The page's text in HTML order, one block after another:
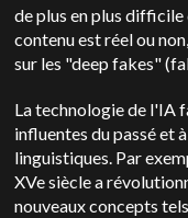
de plus en plus
contenu est réel ou
sur les "deep fakes"
La technologie de l'IA
influentes du passé et
linguistiques. Par
XVe siècle a
nouveaux concepts